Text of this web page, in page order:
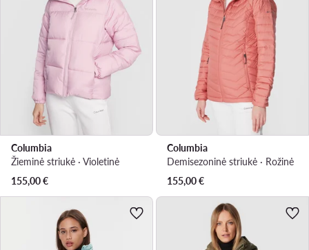
Columbia
Žieminė striukė · Violetinė
155,00€
Columbia
Demisezoninė striukė · Rožinė
155,00€